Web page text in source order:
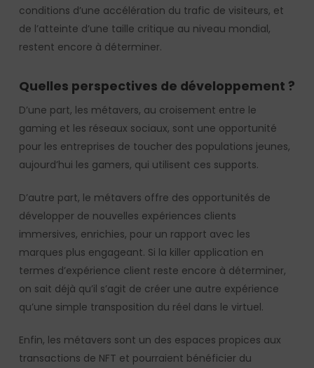
conditions d’une accélération du trafic de visiteurs, et
de l’atteinte d’une taille critique au niveau mondial,
restent encore à déterminer.
Quelles perspectives de développement ?
D’une part, les métavers, au croisement entre le
gaming et les réseaux sociaux, sont une opportunité
pour les entreprises de toucher des populations jeunes,
aujourd’hui les gamers, qui utilisent ces supports.
D’autre part, le métavers offre des opportunités de
développer de nouvelles expériences clients
immersives, enrichies, pour un rapport avec les
marques plus engageant. Si la killer application en
termes d’expérience client reste encore à déterminer,
on sait déjà qu’il s’agit de créer une autre expérience
qu’une simple transposition du réel dans le virtuel.
Enfin, les métavers sont un des espaces propices aux
transactions de NFT et pourraient bénéficier du